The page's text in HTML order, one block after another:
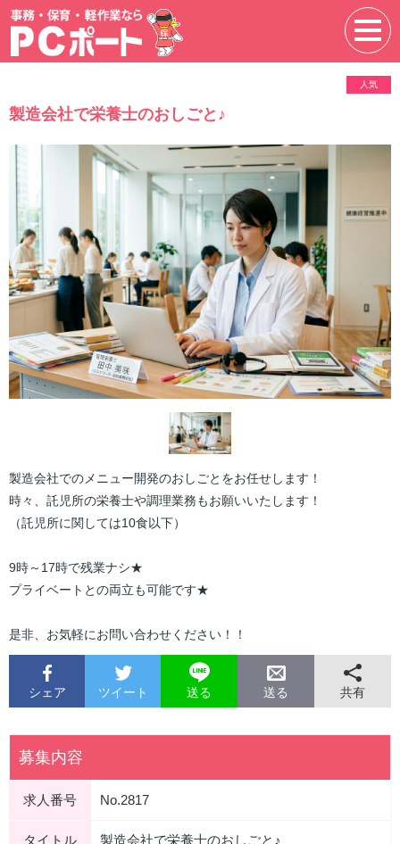
製造会社で栄養士のおしごと♪
人気
製造会社でのメニュー開発のおしごとをお任せします！
時々、託児所の栄養士や調理業務もお願いいたします！
（託児所に関しては10食以下）
9時～17時で残業ナシ★
プライベートとの両立も可能です★
是非、お気軽にお問い合わせください！！
シェア ツイート 送る 送る 共有
募集内容
求人番号 No.2817
タイトル 製造会社で栄養士のおしごと♪